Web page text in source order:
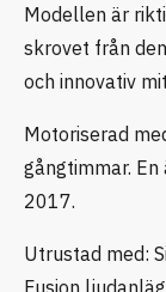
Modellen är
skrovet från
och innovativ
Motoriserad
gångtimmar.
2017.
Utrustad med:
Fusion